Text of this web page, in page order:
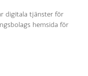
digitala tjänster för
hemsida för